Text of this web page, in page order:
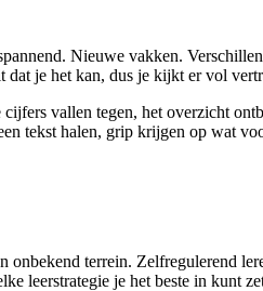
Nieuwe vakken.
je het kan, dus je kijkt er vol
vallen tegen, het overzicht
tekst halen, grip krijgen op wat
terrein. Zelfregulerend
leerstrategie je het beste in kunt